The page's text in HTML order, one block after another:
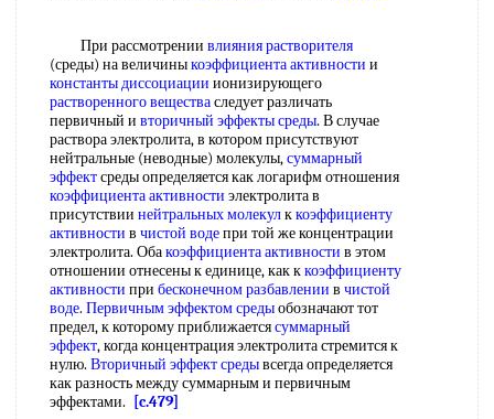
При рассмотрении влияния растворителя
(среды) на величиныкоэффициента активности и
константы диссоциации ионизирующего
растворенного веществаследует различать
первичный и вторичный эффекты среды. В случае
раствора электролита, в котором присутствуют
нейтральные (неводные) молекулы,суммарный
эффектсреды определяется как логарифм отношения
коэффициента активности электролита в
присутствии нейтральных молекулккоэффициенту
активности в чистой водепри той же концентрации
электролита. Обакоэффициента активности в этом
отношении отнесены к единице, как ккоэффициенту
активности при бесконечном разбавлении в чистой
воде. Первичным эффектом средыобозначают тот
предел, к которому приближаетсясуммарный
эффект, когда концентрация электролита стремится к
нулю. Вторичный эффект средывсегда определяется
как разность между суммарным и первичным
эффектами.
[c.479]